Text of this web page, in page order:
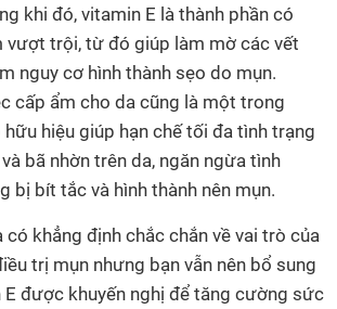
khi đó, vitamin E là thành phần có
vượt trội, từ đó giúp làm mờ các vết
nguy cơ hình thành sẹo do mụn.
cấp ẩm cho da cũng là một trong
hiệu giúp hạn chế tối đa tình trạng
bã nhờn trên da, ngăn ngừa tình
bị bít tắc và hình thành nên mụn.
có khẳng định chắc chắn về vai trò của
trị mụn nhưng bạn vẫn nên bổ sung
được khuyến nghị để tăng cường sức